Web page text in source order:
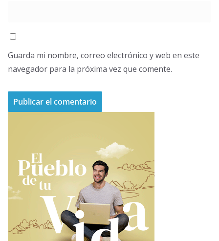
Guarda mi nombre, correo electrónico y web en este
navegador para la próxima vez que comente.
n
a
i